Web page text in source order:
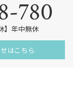
780
】年中無休
はこちら